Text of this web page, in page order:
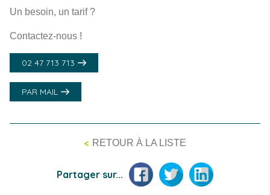
Un besoin, un tarif ?
Contactez-nous !
02 47 713 713
PAR MAIL
< RETOUR À LA LISTE
Partager sur... FacebookTwitter LinkedIn